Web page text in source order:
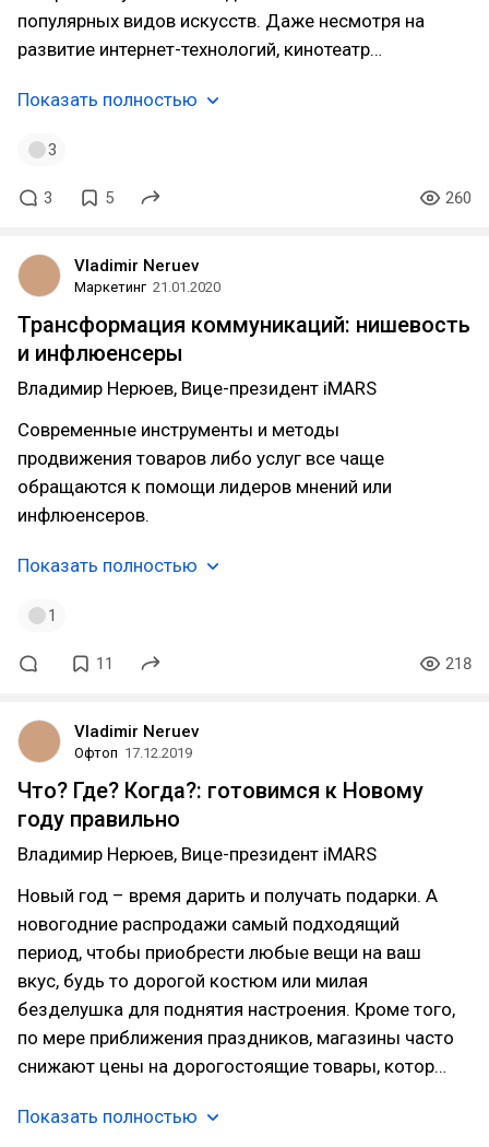
популярных видов искусств. Даже несмотря на
развитие интернет-технологий, кинотеатр…
Показать полностью
3
3 5 260
Vladimir Neruev
Маркетинг 21.01.2020
Трансформация коммуникаций: нишевость
и инфлюенсеры
Владимир Нерюев, Вице-президент iMARS
Современные инструменты и методы
продвижения товаров либо услуг все чаще
обращаются к помощи лидеров мнений или
инфлюенсеров.
Показать полностью
1
11 218
Vladimir Neruev
Офтоп 17.12.2019
Что? Где? Когда?: готовимся к Новому
году правильно
Владимир Нерюев, Вице-президент iMARS
Новый год – время дарить и получать подарки. А
новогодние распродажи самый подходящий
период, чтобы приобрести любые вещи на ваш
вкус, будь то дорогой костюм или милая
безделушка для поднятия настроения. Кроме того,
по мере приближения праздников, магазины часто
снижают цены на дорогостоящие товары, котор…
Показать полностью